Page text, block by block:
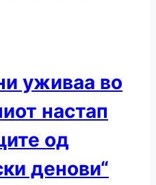
уживаа во
настап
од
денови“